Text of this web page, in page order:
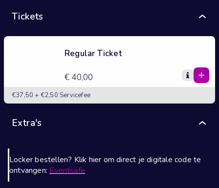
Tickets
Regular Ticket
€ 40,00 0
1
2
3
€37,50 + €2,50 Servicefee
Extra's
Locker bestellen? Klik hier om direct je digitale code te
ontvangen: Eventsafe